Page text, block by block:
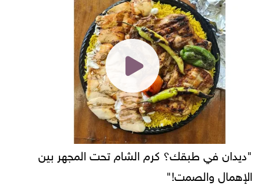
"ديدان في طبقك؟ كرم الشام تحت المجهر بين
الإهمال والصمت!"